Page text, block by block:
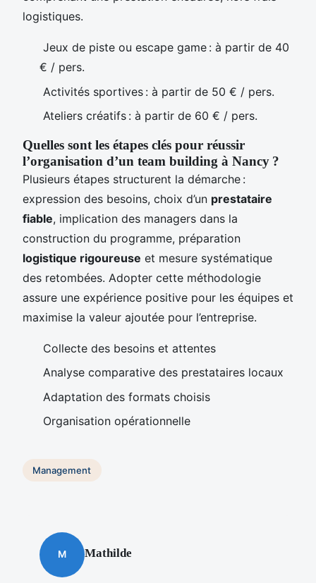
logistiques.
Jeux de piste ou escape game : à partir de 40
€ / pers.
Activités sportives : à partir de 50 € / pers.
Ateliers créatifs : à partir de 60 € / pers.
Quelles sont les étapes clés pour réussir
l’organisation d’un team building à Nancy ?
Plusieurs étapes structurent la démarche :
expression des besoins, choix d’un prestataire
fiable, implication des managers dans la
construction du programme, préparation
logistique rigoureuse et mesure systématique
des retombées. Adopter cette méthodologie
assure une expérience positive pour les équipes et
maximise la valeur ajoutée pour l’entreprise.
Collecte des besoins et attentes
Analyse comparative des prestataires locaux
Adaptation des formats choisis
Organisation opérationnelle
Management
M Mathilde